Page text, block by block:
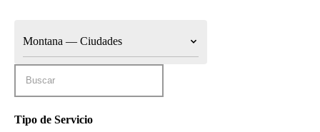
Montana — Ciudades
Tipo de Servicio